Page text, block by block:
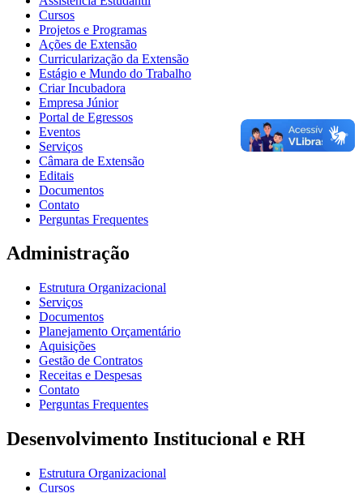
Cursos
Projetos e Programas
Ações de Extensão
Curricularização da Extensão
Estágio e Mundo do Trabalho
Criar Incubadora
Empresa Júnior
Portal de Egressos
Eventos
Serviços
Câmara de Extensão
Editais
Documentos
Contato
Perguntas Frequentes
Administração
Estrutura Organizacional
Serviços
Documentos
Planejamento Orçamentário
Aquisições
Gestão de Contratos
Receitas e Despesas
Contato
Perguntas Frequentes
Desenvolvimento Institucional e RH
Estrutura Organizacional
Cursos